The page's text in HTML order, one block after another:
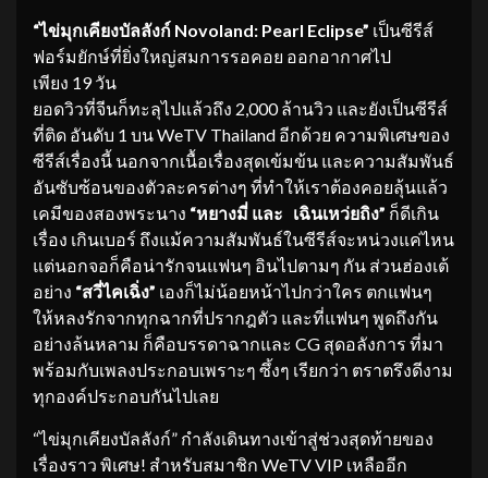
“ไข่มุกเคียงบัลลังก์ Novoland: Pearl Eclipse” เป็นซีรีส์
ฟอร์มยักษ์ที่ยิ่งใหญ่สมการรอคอย ออกอากาศไป
เพียง 19 วัน
ยอดวิวที่จีนก็ทะลุไปแล้วถึง 2,000 ล้านวิว และยังเป็นซีรีส์
ที่ติด อันดับ 1 บน WeTV Thailand อีกด้วย ความพิเศษของ
ซีรีส์เรื่องนี้ นอกจากเนื้อเรื่องสุดเข้มข้น และความสัมพันธ์
อันซับซ้อนของตัวละครต่างๆ ที่ทำให้เราต้องคอยลุ้นแล้ว
เคมีของสองพระนาง “หยางมี่ และ เฉินเหว่ยถิง” ก็ดีเกิน
เรื่อง เกินเบอร์ ถึงแม้ความสัมพันธ์ในซีรีส์จะหน่วงแค่ไหน
แต่นอกจอก็คือน่ารักจนแฟนๆ อินไปตามๆ กัน ส่วนฮ่องเต้
อย่าง “สวี่ไคเฉิ่ง” เองก็ไม่น้อยหน้าไปกว่าใคร ตกแฟนๆ
ให้หลงรักจากทุกฉากที่ปรากฎตัว และที่แฟนๆ พูดถึงกัน
อย่างล้นหลาม ก็คือบรรดาฉากและ CG สุดอลังการ ที่มา
พร้อมกับเพลงประกอบเพราะๆ ซึ้งๆ เรียกว่า ตราตรึงดีงาม
ทุกองค์ประกอบกันไปเลย
“ไข่มุกเคียงบัลลังก์” กำลังเดินทางเข้าสู่ช่วงสุดท้ายของ
เรื่องราว พิเศษ! สำหรับสมาชิก WeTV VIP เหลืออีก